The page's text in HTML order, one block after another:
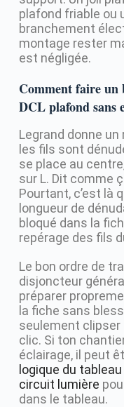
plafond friable ou
branchement
montage rester
est négligée.
Comment faire
DCL plafond sans
Legrand donne un
les fils sont
se place au
sur L. Dit comme
Pourtant, c’est là
longueur de
bloqué dans la
repérage des fils
Le bon ordre de
disjoncteur
préparer
la fiche sans
seulement clipser
clic. Si ton
éclairage, il peut
logique du
circuit lumière
dans le tableau.